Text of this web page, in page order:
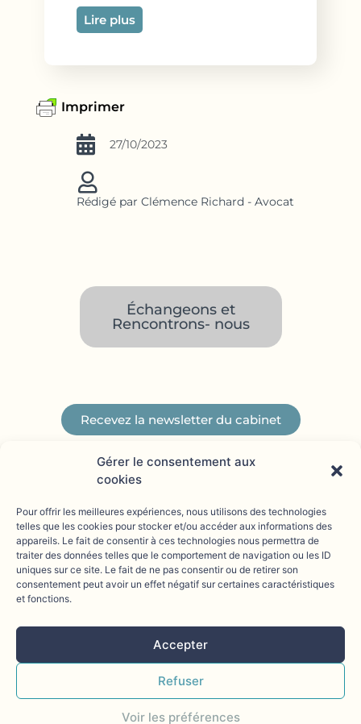
Gérer le consentement aux
cookies
Pour offrir les meilleures expériences, nous utilisons des technologies
telles que les cookies pour stocker et/ou accéder aux informations des
appareils. Le fait de consentir à ces technologies nous permettra de
traiter des données telles que le comportement de navigation ou les ID
uniques sur ce site. Le fait de ne pas consentir ou de retirer son
consentement peut avoir un effet négatif sur certaines caractéristiques
et fonctions.
Accepter
Refuser
Voir les préférences
Lire plus
Imprimer
27/10/2023
Rédigé par Clémence Richard - Avocat
Échangeons et
Rencontrons- nous
Recevez la newsletter du cabinet
04 28 63 00 69
cr@clemencerichard-avocat.fr
i
n
S'INSCRIRE À LA NEWSLETTER DU CABINET